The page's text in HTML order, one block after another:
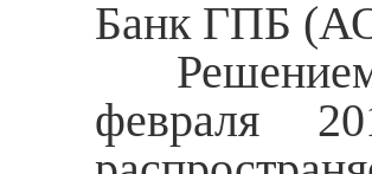
Банк ГПБ
Решением
февраля